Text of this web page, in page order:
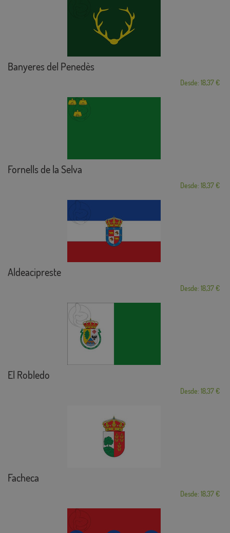
Banyeres del Penedès
Desde: 18,37 €
Fornells de la Selva
Desde: 18,37 €
Aldeacipreste
Desde: 18,37 €
El Robledo
Desde: 18,37 €
Facheca
Desde: 18,37 €